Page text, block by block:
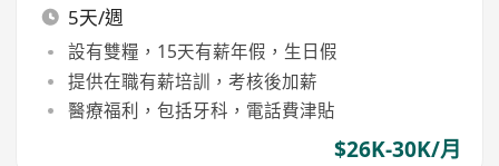
5天/週
設有雙糧，15天有薪年假，生日假
提供在職有薪培訓，考核後加薪
醫療福利，包括牙科，電話費津貼
$26K-30K/月